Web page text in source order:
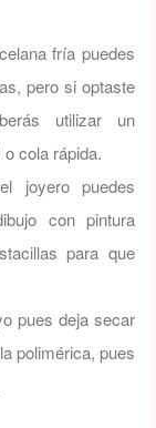
fría puedes
pero si optaste
utilizar un
cola rápida.
joyero puedes
con pintura
para que
pues deja secar
polimérica, pues